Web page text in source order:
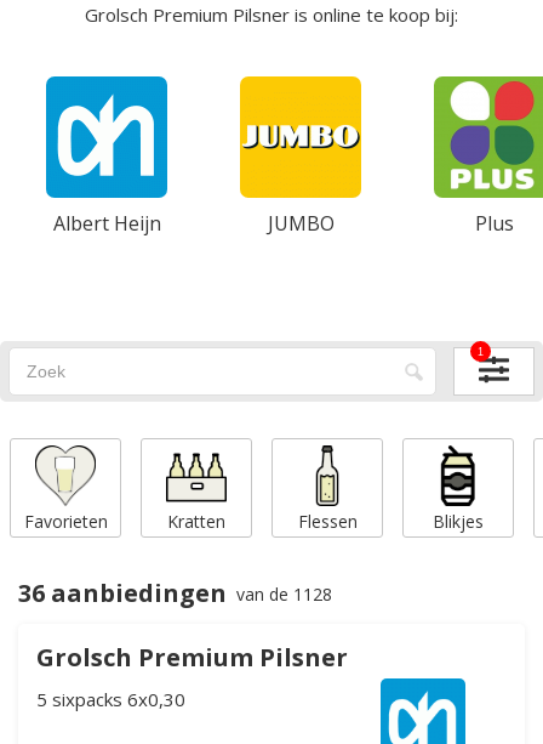
Grolsch Premium Pilsner is online te koop bij:
Albert Heijn JUMBO Plus
1
Favorieten Kratten Flessen Blikjes
36 aanbiedingen van de 1128
Grolsch Premium Pilsner
5 sixpacks 6x0,30